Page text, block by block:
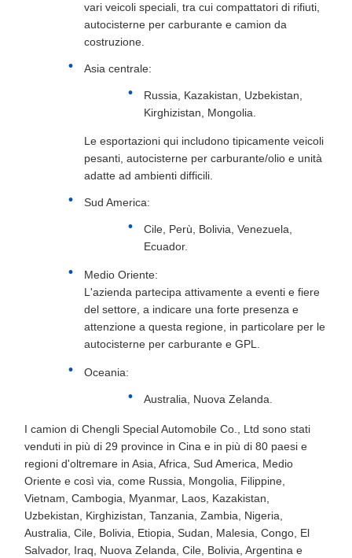
vari veicoli speciali, tra cui compattatori di rifiuti,
autocisterne per carburante e camion da
costruzione.
Asia centrale:
Russia, Kazakistan, Uzbekistan,
Kirghizistan, Mongolia.
Le esportazioni qui includono tipicamente veicoli
pesanti, autocisterne per carburante/olio e unità
adatte ad ambienti difficili.
Sud America:
Cile, Perù, Bolivia, Venezuela,
Ecuador.
Medio Oriente:
L'azienda partecipa attivamente a eventi e fiere
del settore, a indicare una forte presenza e
attenzione a questa regione, in particolare per le
autocisterne per carburante e GPL.
Oceania:
Australia, Nuova Zelanda.
I camion di Chengli Special Automobile Co., Ltd sono stati
venduti in più di 29 province in Cina e in più di 80 paesi e
regioni d'oltremare in Asia, Africa, Sud America, Medio
Oriente e così via, come Russia, Mongolia, Filippine,
Vietnam, Cambogia, Myanmar, Laos, Kazakistan,
Uzbekistan, Kirghizistan, Tanzania, Zambia, Nigeria,
Australia, Cile, Bolivia, Etiopia, Sudan, Malesia, Congo, El
Salvador, Iraq, Nuova Zelanda, Cile, Bolivia, Argentina e